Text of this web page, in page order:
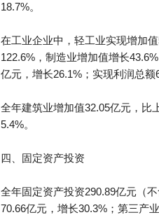
18.7%。
在工业企业中，轻工业实现增加
122.6%，制造业增加值增长
亿元，增长26.1%；实现利润总额
全年建筑业增加值32.05亿元，比
5.4%。
四、固定资产投资
全年固定资产投资290.89亿元（
70.66亿元，增长30.3%；第三产